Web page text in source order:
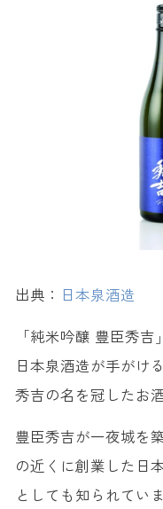
出典： 日本泉酒造
「純米吟醸 豊臣秀
日本泉酒造が手がけ
秀吉の名を冠したお酒
豊臣秀吉が一夜城を
の近くに創業した日
としても知られてい